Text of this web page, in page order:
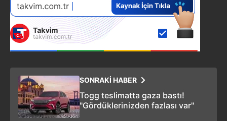
Çerezlere ilişkin tercihlerinizi aşağıda yer alan panel
vasıtasıyla belirleyebilirsiniz. Çerezlere ilişkin detaylı bilgi
için Ayarlar butonuna tıklayabilir,
Çerez Bilgilendirme
Metnimiziziyaret edebilirsiniz.
hazırlanmış Aydınlatma Metnimizi okumak ve sitemizde
ilgili mevzuata uygun olarak kullanılan çerezlerle ilgili bilgi
almak için lütfentıklayınız.
SONRAKİ HABER
Togg teslimatta gaza bastı!
"Gördüklerinizden fazlası var"